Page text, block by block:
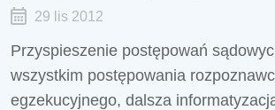
29 lis 2012
Przyspieszenie postępowań
wszystkim postępowania
egzekucyjnego, dalsza